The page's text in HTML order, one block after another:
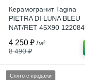
Керамогранит Tagina
PIETRA DI LUNA BLEU
NAT/RET 45X90 122084
4 250 ₽ /м²
8 490 ₽
Снято с продажи